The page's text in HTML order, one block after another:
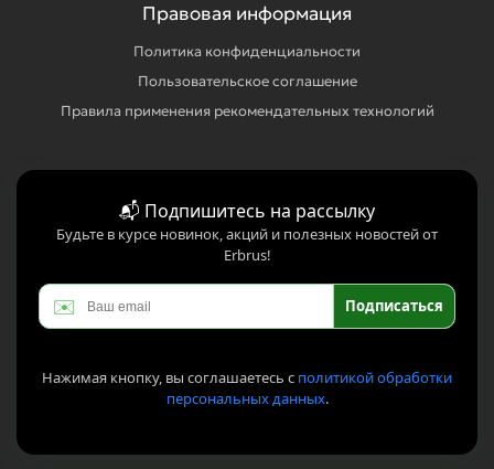
Правовая информация
Политика конфиденциальности
Пользовательское соглашение
Правила применения рекомендательных технологий
📬 Подпишитесь на рассылку
Будьте в курсе новинок, акций и полезных новостей от
Erbrus!
✉️ Подписаться
Нажимая кнопку, вы соглашаетесь с политикой обработки
персональных данных.